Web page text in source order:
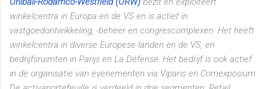
winkelcentra in Europa en de VS en is actief in
vastgoedontwikkeling, -beheer en congrescomplexen. Het heeft
winkelcentra in diverse Europese landen en de VS, en
bedrijfsruimten in Parijs en La Défense. Het bedrijf is ook actief
in de organisatie van evenementen via Viparis en Comexposium.